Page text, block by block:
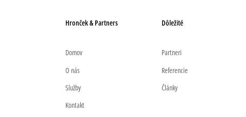
Hronček & Partners
Domov
O nás
Služby
Kontakt
Dôležité
Partneri
Referencie
Články